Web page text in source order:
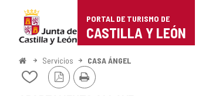
Portal
de
Turismo
PORTAL DE TURISMO DE
CASTILLA Y LEÓN
InicioServicios CASA ÁNGEL
Añadir/quitar
Versión
PDF
Imprimir